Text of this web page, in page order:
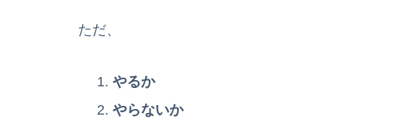
ただ、
やるか
やらないか